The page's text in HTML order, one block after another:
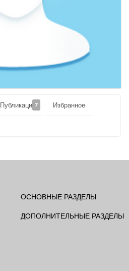
Публикации7 Избранное
ОСНОВНЫЕ РАЗДЕЛЫ
ДОПОЛНИТЕЛЬНЫЕ РАЗДЕЛЫ